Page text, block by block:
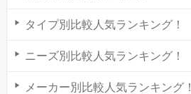
タイプ別比較人気ランキング！
ニーズ別比較人気ランキング！
メーカー別比較人気ランキング！